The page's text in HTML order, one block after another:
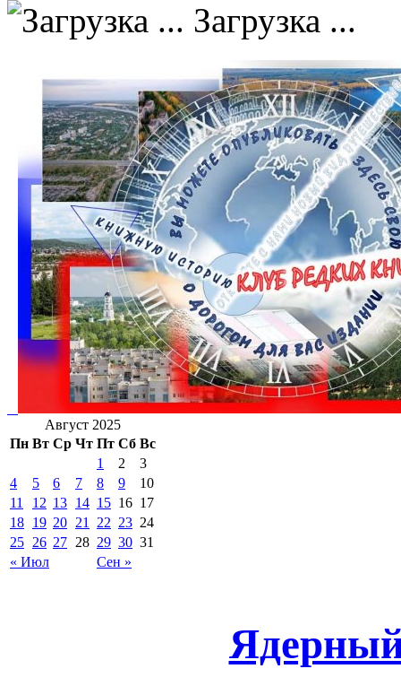
Загрузка ...
Август 2025
Пн Вт Ср Чт Пт Сб Вс
« Июл Сен »
1 2
3
4
5 6 7 8 9
10
11
12 13 14 15 16 17
18 19 20 21 22 23 24
25 26 27 28 29 30 31